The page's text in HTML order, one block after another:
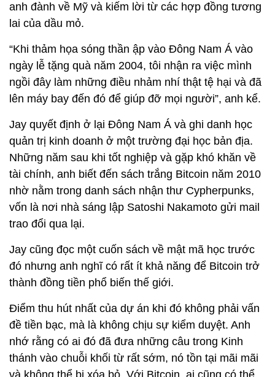
anh đành về Mỹ và kiếm lời từ các hợp đồng tương
lai của dầu mỏ.
“Khi thảm họa sóng thần ập vào Đông Nam Á vào
ngày lễ tặng quà năm 2004, tôi nhận ra việc mình
ngồi đây làm những điều nhảm nhí thật tệ hại và đã
lên máy bay đến đó để giúp đỡ mọi người”, anh kể.
Jay quyết định ở lại Đông Nam Á và ghi danh học
quản trị kinh doanh ở một trường đại học bản địa.
Những năm sau khi tốt nghiệp và gặp khó khăn về
tài chính, anh biết đến sách trắng Bitcoin năm 2010
nhờ nằm trong danh sách nhận thư Cypherpunks,
vốn là nơi nhà sáng lập Satoshi Nakamoto gửi mail
trao đổi qua lại.
Jay cũng đọc một cuốn sách về mật mã học trước
đó nhưng anh nghĩ có rất ít khả năng để Bitcoin trở
thành đồng tiền phổ biến thế giới.
Điểm thu hút nhất của dự án khi đó không phải vấn
đề tiền bạc, mà là không chịu sự kiểm duyệt. Anh
nhớ rằng có ai đó đã đưa những câu trong Kinh
thánh vào chuỗi khối từ rất sớm, nó tồn tại mãi mãi
và không thể bị xóa bỏ. Với Bitcoin, ai cũng có thể